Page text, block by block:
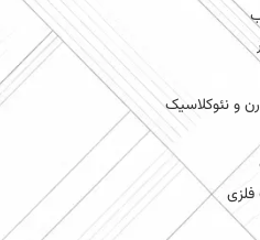
و نئوکلاسیک